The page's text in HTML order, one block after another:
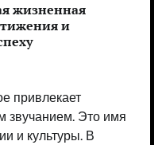
жизненная
и
привлекает
звучанием. Это имя
и культуры. В